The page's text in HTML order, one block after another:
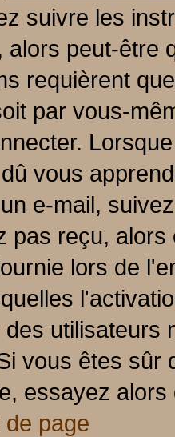
suivre les
alors peut-être
requièrent
par vous-
vous
e-mail,
pas reçu,
lors de
utilisateurs
vous êtes sûr
essayez
page